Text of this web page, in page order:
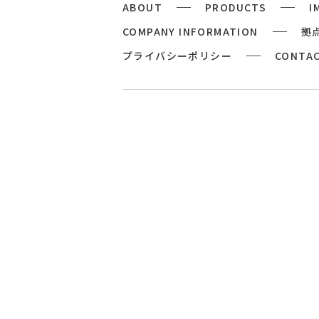
ABOUT PRODUCTS
COMPANY INFORMATION
拠
プライバシーポリシー